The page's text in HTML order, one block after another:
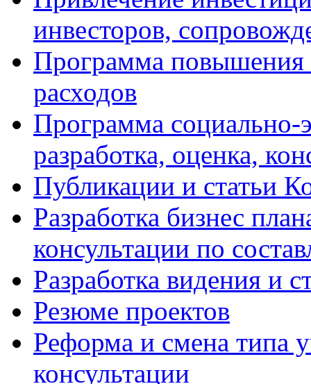
инвесторов,
Программа
расходов
Программа социально-
разработка, оценка,
Публикации и статьи
Разработка бизнес
консультации по
Разработка видения и
Резюме проектов
Реформа и смена типа
консультации